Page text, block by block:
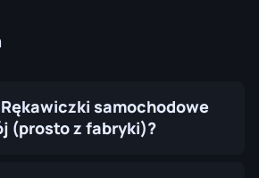
samochodowe
(prosto z fabryki)?